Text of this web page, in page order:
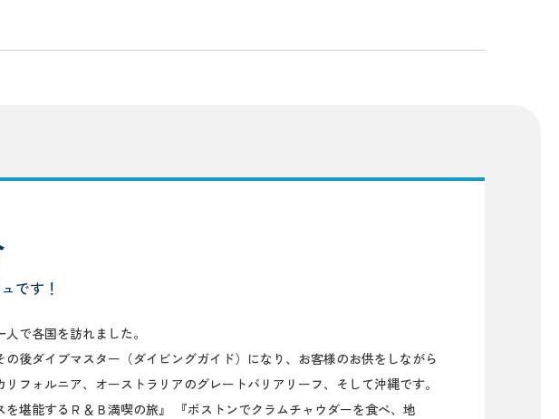
です！
で各国を訪れました。
後ダイブマスター（ダイビングガイド）になり、お客様のお供をしながら
フォルニア、オーストラリアのグレートバリアリーフ、そして沖縄です。
堪能するＲ＆Ｂ満喫の旅』 『ボストンでクラムチャウダーを食べ、地